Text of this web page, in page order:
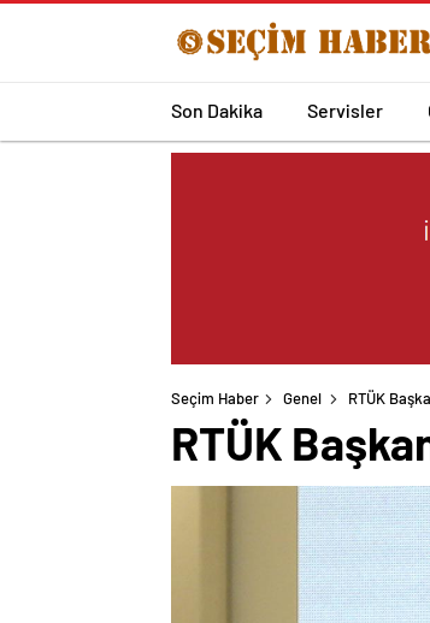
Son Dakika Servisler
Seçim Haber Genel RTÜK
RTÜK